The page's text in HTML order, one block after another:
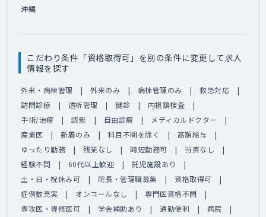
沖縄
こだわり条件「資格取得可」を別の条件に変更して求人
情報を探す
外来・病棟管理 外来のみ 病棟管理のみ
救急対応
訪問診療
透析管理 健診
内視鏡検査
手術/治療
読影 自由診療
メディカルドクター
産業医
新着のみ 科目不問を除く
高額給与
ゆったり勤務
残業なし 時短勤務可
当直なし
経験不問
60代以上歓迎
託児施設あり
土・日・祝休み可
院長・管理職募集
資格取得可
症例数充実
オンコールなし
専門医資格不問
専攻医・専修医可
学会補助あり 通勤便利
病院